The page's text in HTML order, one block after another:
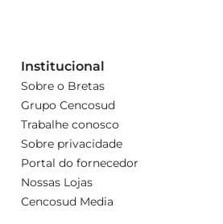
Institucional
Sobre o Bretas
Grupo Cencosud
Trabalhe conosco
Sobre privacidade
Portal do fornecedor
Nossas Lojas
Cencosud Media